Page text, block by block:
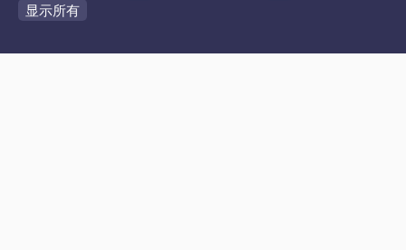
显示所有